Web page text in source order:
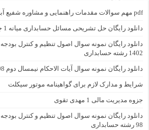
pdf مهم سوالات مقدمات راهنمایی و مشاوره شفیع آبادی
دانلود رایگان حل تشریحی مسائل حسابداری میانه 1 جمشید اسکندری
1402 رشته حسابداری
دانلود رایگان نمونه سوال آیات الاحکام نیمسال دوم 98-97 رشته حقوق
شرایط و مدارک لازم برای گواهینامه موتور سیکلت
جزوه مدیریت مالی 1 مهدی تقوی
98 رشته حسابداری